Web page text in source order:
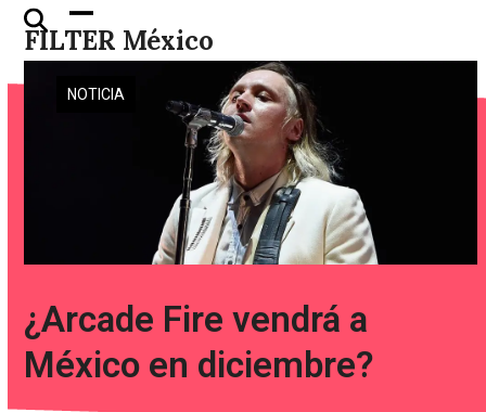
Skip
content
FILTER México
Open
mobile
menu
Close
mobile
menu
NOTICIA
¿Arcade Fire vendrá a
México en diciembre?